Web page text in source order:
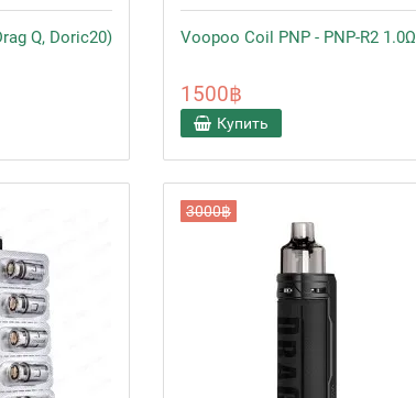
Q, Doric20)
Voopoo Coil PNP - PNP-R2 1.0Ω
1500฿
Купить
3000฿